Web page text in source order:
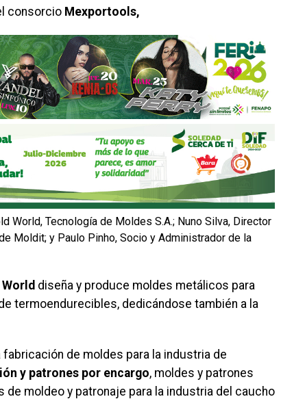
consorcio Mexportools,
World, Tecnología de Moldes S.A.; Nuno Silva, Director
Moldit; y Paulo Pinho, Socio y Administrador de la
diseña y produce moldes metálicos para
termoendurecibles, dedicándose también a la
fabricación de moldes para la industria de
y patrones por encargo, moldes y patrones
moldeo y patronaje para la industria del caucho